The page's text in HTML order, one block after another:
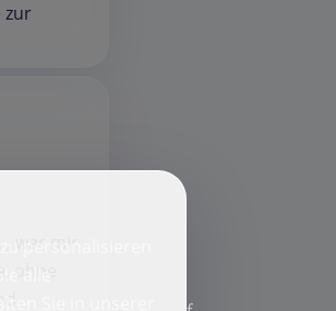
zur
, war mir
ohne
personalisieren
alle
Sie in unserer